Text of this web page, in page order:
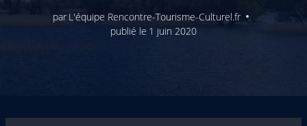
par L'équipe Rencontre-Tourisme-Culturel.fr
publié le 1 juin 2020